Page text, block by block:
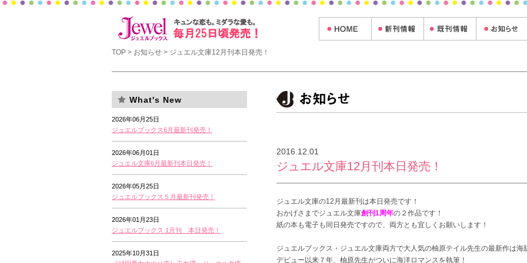
TOP > お知らせ > ジュエル文庫12月刊本日発売！
What's New
2026年06月25日
ジュエルブックス6月最新刊発売！
2026年06月01日
ジュエル文庫6月最新刊本日発売！
2026年05月25日
ジュエルブックス５月最新刊発売！
2026年01月23日
ジュエルブックス 1月刊 本日発売！
2025年10月31日
2016.12.01
ジュエル文庫12月刊本日発売！
ジュエル文庫の12月最新刊は本日発売です！
おかげさまでジュエル文庫創刊1周年の２作品です！
紙の本も電子も同日発売ですので、両方とも宜しくお願いします！
ジュエルブックス・ジュエル文庫両方で大人気の柚原テイル先生の最新作は海
デビュー以来７年、柚原先生がついに海洋ロマンスを執筆！